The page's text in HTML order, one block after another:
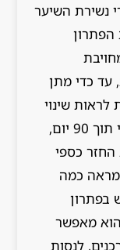
נשירת השיער
עד כדי מתן
לראות שינוי
משמעותי תוך 90 יום,
כספי
כמה
בפתרון
מאפשר
לנסות